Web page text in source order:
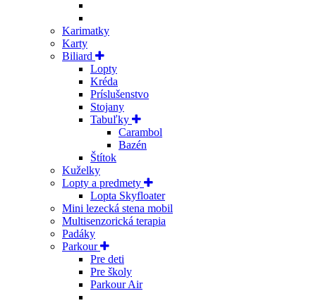
Karimatky
Karty
Biliard
Lopty
Kréda
Príslušenstvo
Stojany
Tabuľky
Carambol
Bazén
Štítok
Kuželky
Lopty a predmety
Lopta Skyfloater
Mini lezecká stena mobil
Multisenzorická terapia
Padáky
Parkour
Pre deti
Pre školy
Parkour Air